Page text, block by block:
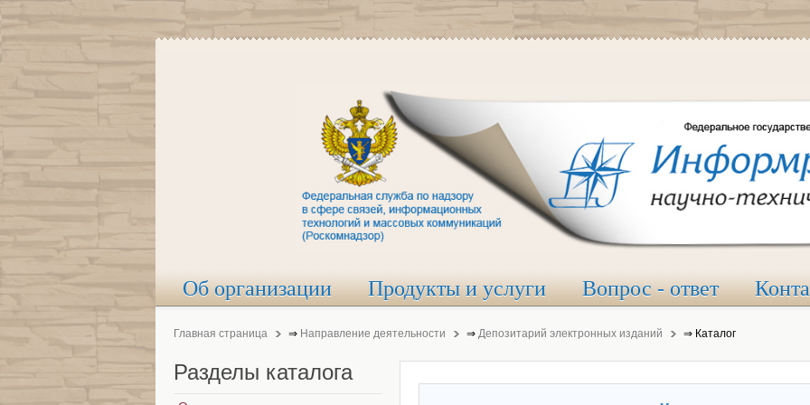
Об организации Продукты и услуги Вопрос - ответ
Главная страница ⇒ Направление деятельности ⇒ Депозитарий электронных изданий ⇒ Каталог
Разделы каталога